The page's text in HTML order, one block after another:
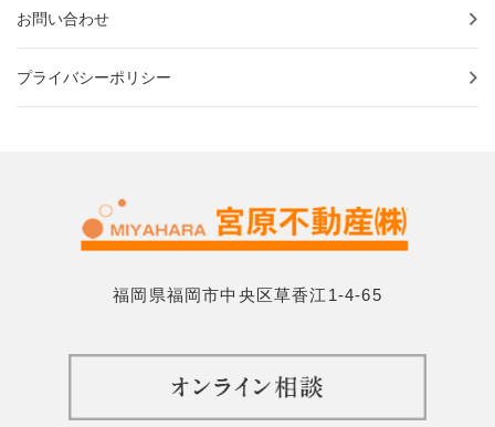
お問い合わせ
プライバシーポリシー
福岡県福岡市中央区草香江1-4-65